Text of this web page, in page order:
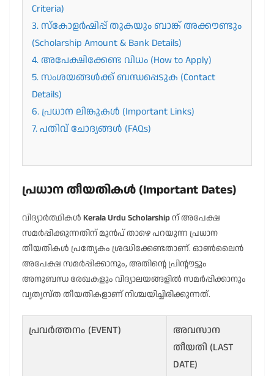
Criteria)
3. സ്കോളർഷിപ്പ് തുകയും ബാങ്ക് അക്കൗണ്ടും
(Scholarship Amount & Bank Details)
4. അപേക്ഷിക്കേണ്ട വിധം (How to Apply)
5. സംശയങ്ങൾക്ക് ബന്ധപ്പെടുക (Contact
Details)
6. പ്രധാന ലിങ്കുകൾ (Important Links)
7. പതിവ് ചോദ്യങ്ങൾ (FAQs)
പ്രധാന തീയതികൾ (Important Dates)
വിദ്യാർത്ഥികൾ Kerala Urdu Scholarshipന് അപേക്ഷ
സമർപ്പിക്കുന്നതിന് മുൻപ് താഴെ പറയുന്ന പ്രധാന
തീയതികൾ പ്രത്യേകം ശ്രദ്ധിക്കേണ്ടതാണ്. ഓൺലൈൻ
അപേക്ഷ സമർപ്പിക്കാനും, അതിന്റെ പ്രിന്റൗട്ടും
അനുബന്ധ രേഖകളും വിദ്യാലയങ്ങളിൽ സമർപ്പിക്കാനും
വ്യത്യസ്ത തീയതികളാണ് നിശ്ചയിച്ചിരിക്കുന്നത്.
പ്രവർത്തനം (EVENT)
അവസാന
തീയതി (LAST
DATE)